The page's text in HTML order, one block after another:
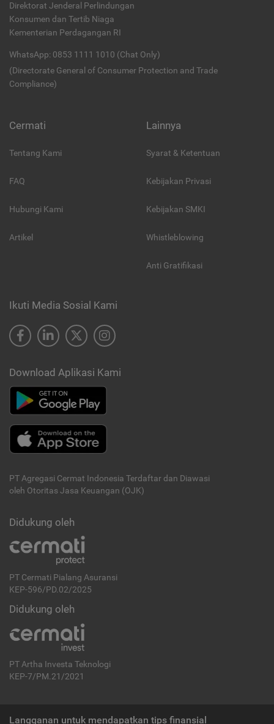
Direktorat Jenderal Perlindungan
Konsumen dan Tertib Niaga
Kementerian Perdagangan RI
WhatsApp: 0853 1111 1010 (Chat Only)
(Directorate General of Consumer Protection and Trade
Compliance)
Cermati
Tentang Kami
FAQ
Hubungi Kami
Artikel
Lainnya
Syarat & Ketentuan
Kebijakan Privasi
Kebijakan SMKI
Whistleblowing
Anti Gratifikasi
Ikuti Media Sosial Kami
Download Aplikasi Kami
PT Agregasi Cermat Indonesia Terdaftar dan Diawasi
oleh Otoritas Jasa Keuangan (OJK)
Didukung oleh
PT Cermati Pialang Asuransi
KEP-596/PD.02/2025
Didukung oleh
PT Artha Investa Teknologi
KEP-7/PM.21/2021
Langganan untuk mendapatkan tips finansial